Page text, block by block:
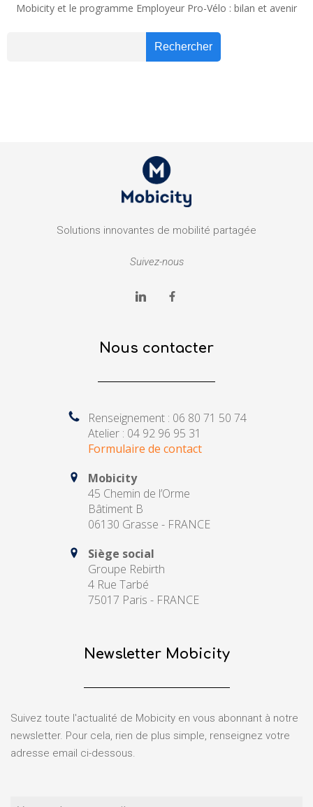
Mobicity et le programme Employeur Pro-Vélo : bilan et avenir
Rechercher
Solutions innovantes de mobilité partagée
Suivez-nous
Nous contacter
Renseignement : 06 80 71 50 74
Atelier : 04 92 96 95 31
Formulaire de contact
Mobicity
45 Chemin de l’Orme
Bâtiment B
06130 Grasse - FRANCE
Siège social
Groupe Rebirth
4 Rue Tarbé
75017 Paris - FRANCE
Newsletter Mobicity
Suivez toute l'actualité de Mobicity en vous abonnant à notre
newsletter. Pour cela, rien de plus simple, renseignez votre
adresse email ci-dessous.